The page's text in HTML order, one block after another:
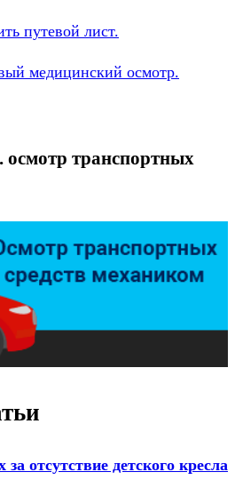
путевой лист.
медицинский осмотр.
осмотр транспортных
отсутствие детского кресла